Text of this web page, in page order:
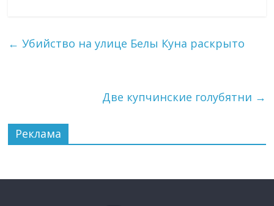
← Убийство на улице Белы Куна раскрыто
Две купчинские голубятни →
Реклама